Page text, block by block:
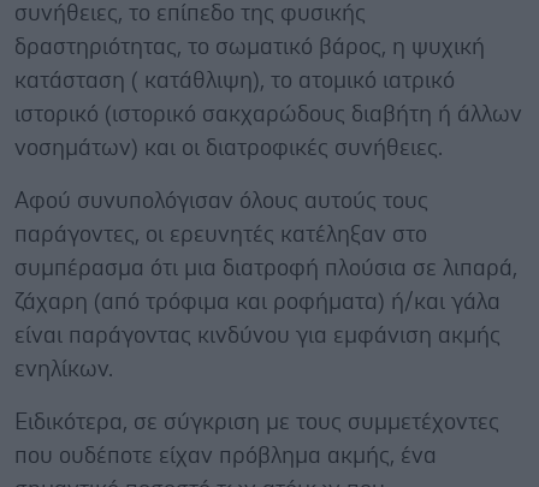
συνήθειες, το επίπεδο της φυσικής
δραστηριότητας, το σωματικό βάρος, η ψυχική
κατάσταση ( κατάθλιψη), το ατομικό ιατρικό
ιστορικό (ιστορικό σακχαρώδους διαβήτη ή άλλων
νοσημάτων) και οι διατροφικές συνήθειες.
Αφού συνυπολόγισαν όλους αυτούς τους
παράγοντες, οι ερευνητές κατέληξαν στο
συμπέρασμα ότι μια διατροφή πλούσια σε λιπαρά,
ζάχαρη (από τρόφιμα και ροφήματα) ή/και γάλα
είναι παράγοντας κινδύνου για εμφάνιση ακμής
ενηλίκων.
Ειδικότερα, σε σύγκριση με τους συμμετέχοντες
που ουδέποτε είχαν πρόβλημα ακμής, ένα